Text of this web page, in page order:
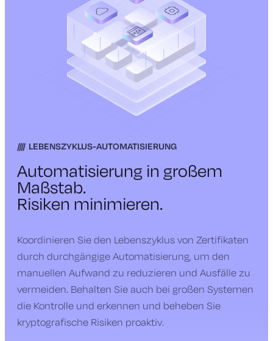
LEBENSZYKLUS-AUTOMATISIERUNG
Automatisierung in großem
Maßstab.
Risiken minimieren.
Koordinieren Sie den Lebenszyklus von Zertifikaten
durch durchgängige Automatisierung, um den
manuellen Aufwand zu reduzieren und Ausfälle zu
vermeiden. Behalten Sie auch bei großen Systemen
die Kontrolle und erkennen und beheben Sie
kryptografische Risiken proaktiv.